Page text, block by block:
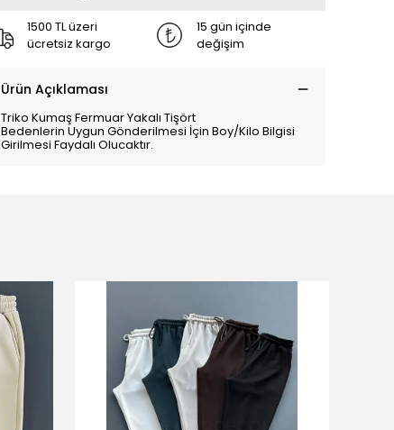
1500 TL üzeri
ücretsiz kargo
15 gün içinde
değişim
Ürün Açıklaması
Triko Kumaş Fermuar Yakalı Tişört
Bedenlerin Uygun Gönderilmesi İçin Boy/Kilo Bilgisi
Girilmesi Faydalı Olucaktır.